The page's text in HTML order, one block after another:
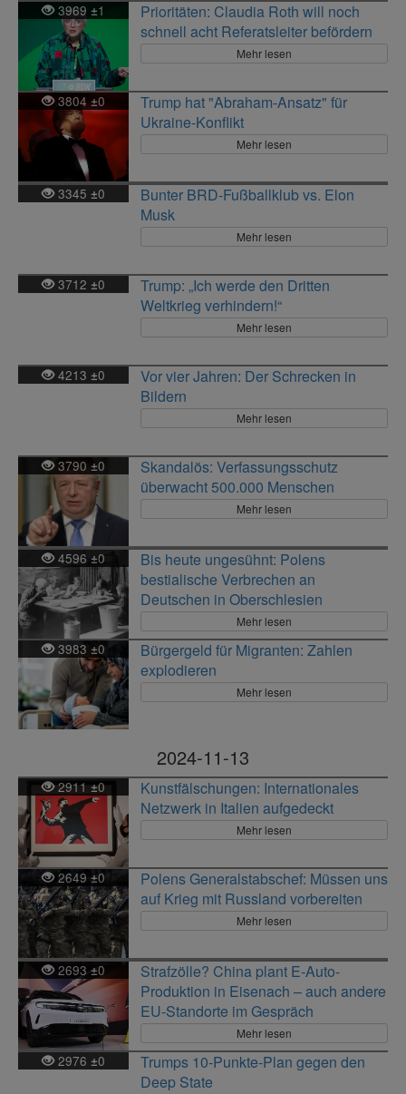
3969 ±1
Prioritäten: Claudia Roth will noch
schnell acht Referatsleiter befördern
Mehr lesen
3804±0
Trump hat "Abraham-Ansatz" für
Ukraine-Konflikt
Mehr lesen
3345 ±0
Bunter BRD-Fußballklub vs. Elon
Musk
Mehr lesen
3712 ±0
Trump: „Ich werde den Dritten
Weltkrieg verhindern!“
Mehr lesen
4213 ±0
Vor vier Jahren: Der Schrecken in
Bildern
Mehr lesen
3790±0
Skandalös: Verfassungsschutz
überwacht 500.000 Menschen
Mehr lesen
4596 ±0
Bis heute ungesühnt: Polens
bestialische Verbrechen an
Deutschen in Oberschlesien
Mehr lesen
3983±0
Bürgergeld für Migranten: Zahlen
explodieren
Mehr lesen
2024-11-13
2911±0
Kunstfälschungen: Internationales
Netzwerk in Italien aufgedeckt
Mehr lesen
2649±0
Polens Generalstabschef: Müssen uns
auf Krieg mit Russland vorbereiten
Mehr lesen
2693±0
Strafzölle? China plant E-Auto-
Produktion in Eisenach – auch andere
EU-Standorte im Gespräch
Mehr lesen
2976 ±0
Trumps 10-Punkte-Plan gegen den
Deep State